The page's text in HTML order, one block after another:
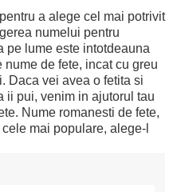
pentru a alege cel mai potrivit
numelui pentru
pe lume este intotdeauna
de fete, incat cu greu
Daca vei avea o fetita si
ii pui, venim in ajutorul tau
Nume romanesti de fete,
mai populare, alege-l